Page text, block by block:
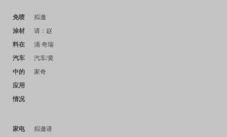
免喷
涂材
料在
汽车
中的
应用
情况
拟邀
请：赵
涌 奇瑞
汽车/黄
家奇
家电
拟邀请